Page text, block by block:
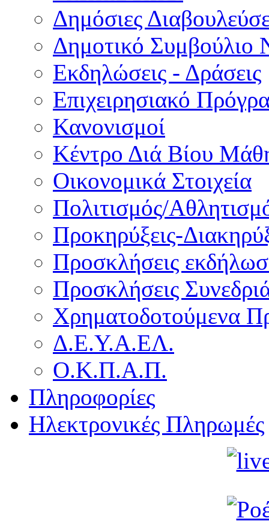
Δημόσιες
Δημοτικό Συμβούλιο
Εκδηλώσεις - Δράσεις
Επιχειρησιακό
Κανονισμοί
Κέντρο Διά Βίου
Οικονομικά Στοιχεία
Πολιτισμός/
Προκηρύξεις-
Προσκλήσεις
Προσκλήσεις
Χρηματοδοτούμενα
Δ.Ε.Υ.Α.ΕΛ.
Ο.Κ.Π.Α.Π.
Πληροφορίες
Ηλεκτρονικές Πληρωμές